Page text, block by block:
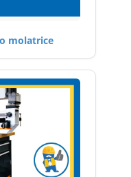
molatrice